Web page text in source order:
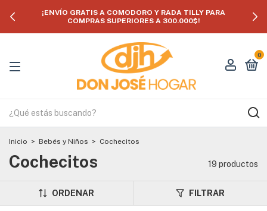
¡ENVÍO GRATIS A COMODORO Y RADA TILLY PARA
COMPRAS SUPERIORES A 300.000$!
0
Inicio > Bebés y Niños > Cochecitos
Cochecitos 19 productos
ORDENAR FILTRAR